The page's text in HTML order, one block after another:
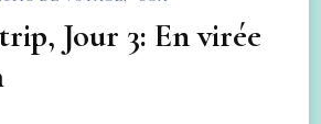
Jour 3: En virée